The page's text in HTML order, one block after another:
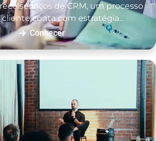
serviços de CRM, um processo
cliente conta com estratégia...
Conhecer